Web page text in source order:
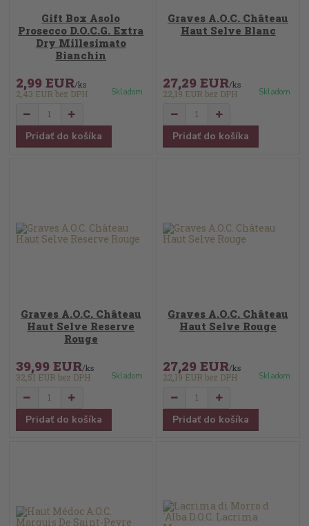
Gift Box Asolo
Prosecco D.O.C.G. Extra
Dry Millesimato
Bianchin
2,99 EUR/ks
2,43 EUR bez DPH Skladom
Pridať do košíka
Graves A.O.C. Château
Haut Selve Blanc
27,29 EUR/ks
22,19 EURbez DPH Skladom
Pridať do košíka
Graves A.O.C. Château
Haut Selve Reserve
Rouge
39,99 EUR/ks
32,51 EUR bez DPH Skladom
Pridať do košíka
Graves A.O.C. Château
Haut Selve Rouge
27,29 EUR/ks
22,19 EURbez DPH Skladom
Pridať do košíka